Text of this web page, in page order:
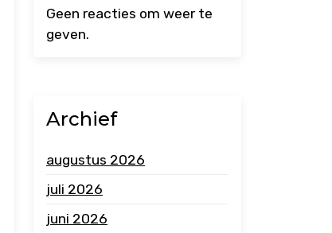
Geen reacties om weer te
geven.
Archief
augustus 2026
juli 2026
juni 2026